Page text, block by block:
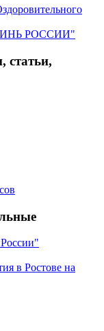
РОССИИ"
статьи,
в Ростове на